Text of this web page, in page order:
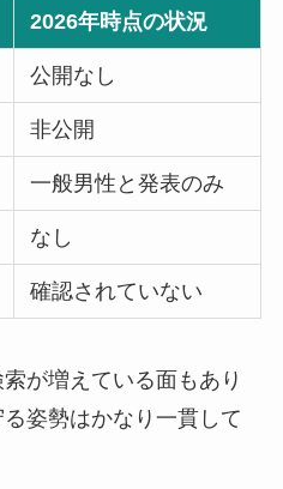
2026年時点の状況
公開なし
非公開
一般男性と発表のみ
なし
確認されていない
が増えている面もあり
姿勢はかなり一貫して